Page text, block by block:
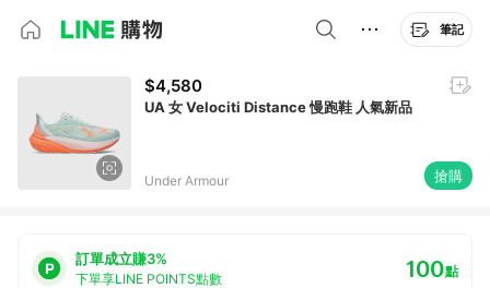
筆記
$4,580
UA 女 Velociti Distance 慢跑鞋 人氣新品
Under Armour 搶購
訂單成立賺3%
下單享LINE POINTS點數 100點